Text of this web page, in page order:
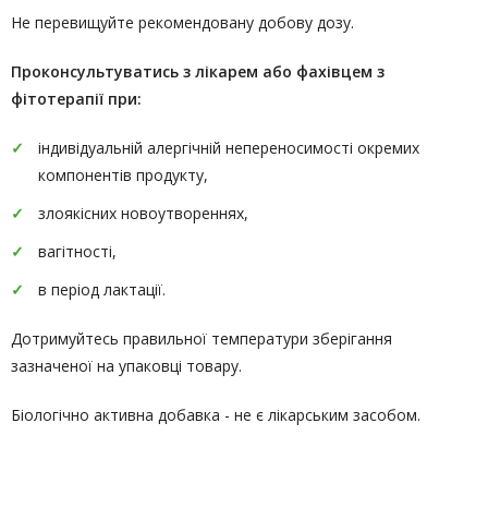
Не перевищуйте рекомендовану добову дозу.
Проконсультуватись з лікарем або фахівцем з
фітотерапії при:
індивідуальній алергічній непереносимості окремих
компонентів продукту,
злоякісних новоутвореннях,
вагітності,
в період лактації.
Дотримуйтесь правильної температури зберігання
зазначеної на упаковці товару.
Біологічно активна добавка - не є лікарським засобом.